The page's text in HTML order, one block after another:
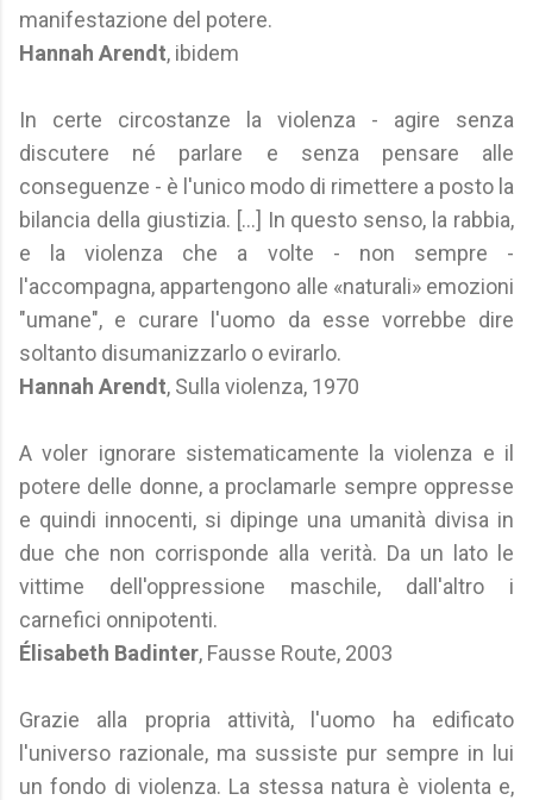
manifestazione del potere.
Hannah Arendt, ibidem
In certe circostanze la violenza - agire senza
discutere né parlare e senza pensare alle
conseguenze - è l'unico modo di rimettere a posto la
bilancia della giustizia. [...] In questo senso, la rabbia,
e la violenza che a volte - non sempre -
l'accompagna, appartengono alle «naturali» emozioni
"umane", e curare l'uomo da esse vorrebbe dire
soltanto disumanizzarlo o evirarlo.
Hannah Arendt, Sulla violenza, 1970
A voler ignorare sistematicamente la violenza e il
potere delle donne, a proclamarle sempre oppresse
e quindi innocenti, si dipinge una umanità divisa in
due che non corrisponde alla verità. Da un lato le
vittime dell'oppressione maschile, dall'altro i
carnefici onnipotenti.
Élisabeth Badinter, Fausse Route, 2003
Grazie alla propria attività, l'uomo ha edificato
l'universo razionale, ma sussiste pur sempre in lui
un fondo di violenza. La stessa natura è violenta e,